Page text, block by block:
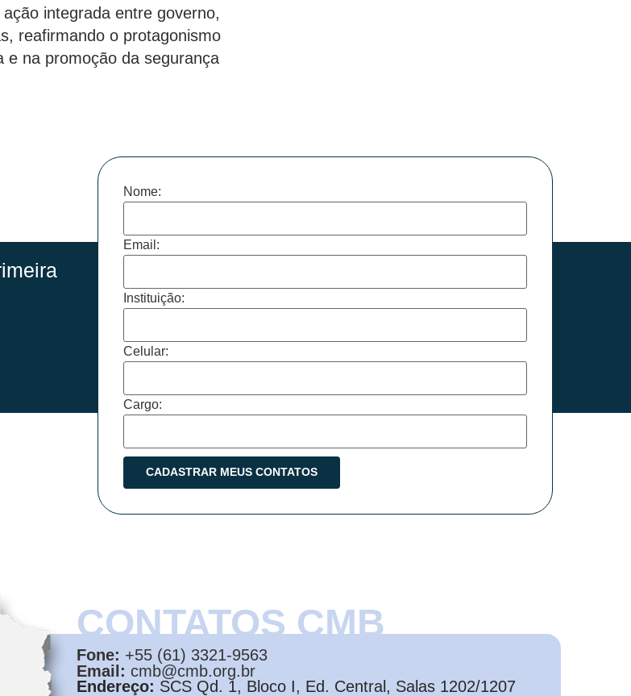
integrada entre governo,
reafirmando o protagonismo
e na promoção da segurança
Nome:
Email:
Instituição:
Celular:
Cargo:
CONTATOS CMB
Fone: +55 (61) 3321-9563
Email: cmb@cmb.org.br
Endereço: SCS Qd. 1, Bloco I, Ed. Central, Salas 1202/1207